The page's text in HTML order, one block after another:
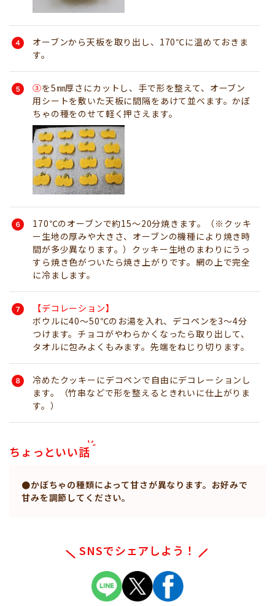
オーブンから天板を取り出し、170℃に温めておきま
す。
③を5㎜厚さにカットし、手で形を整えて、オーブン
用シートを敷いた天板に間隔をあけて並べます。かぼ
ちゃの種をのせて軽く押さえます。
170℃のオーブンで約15～20分焼きます。（※クッキ
ー生地の厚みや大きさ、オーブンの機種により焼き時
間が多少異なります。）クッキー生地のまわりにうっ
すら焼き色がついたら焼き上がりです。網の上で完全
に冷まします。
【デコレーション】
ボウルに40～50℃のお湯を入れ、デコペンを3～4分
つけます。チョコがやわらかくなったら取り出して、
タオルに包みよくもみます。先端をねじり切ります。
冷めたクッキーにデコペンで自由にデコレーションし
ます。（竹串などで形を整えるときれいに仕上がりま
す。）
ちょっといい話
●かぼちゃの種類によって甘さが異なります。お好みで
甘みを調節してください。
SNSでシェアしよう！